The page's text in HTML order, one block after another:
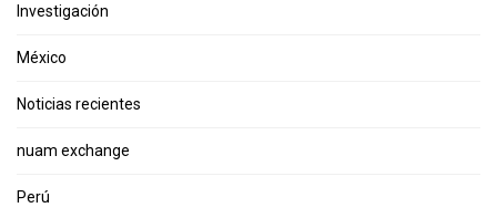
Investigación
México
Noticias recientes
nuam exchange
Perú